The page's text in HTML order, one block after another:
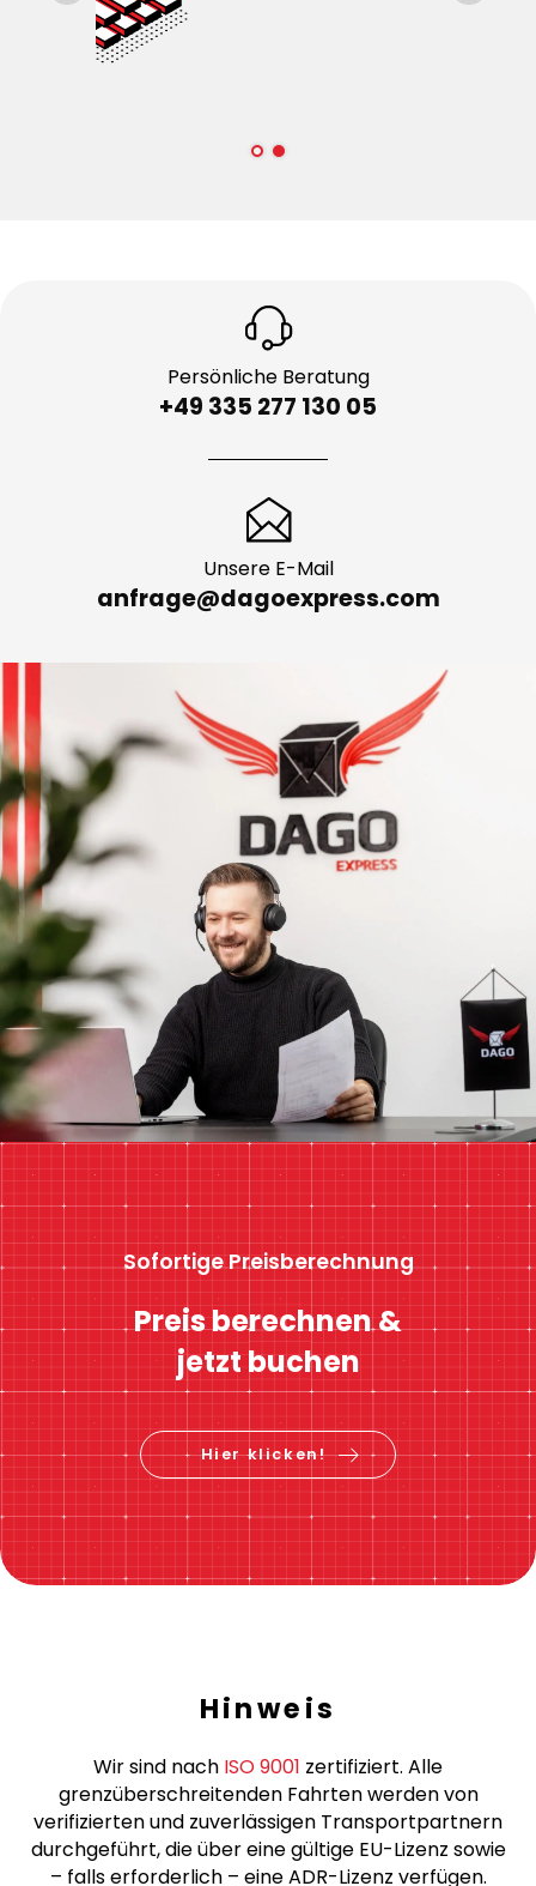
+49 335 277 130 05
anfrage@dagoexpress.com
Sofortige Preisberechnung
Preis berechnen &
jetzt buchen
Hinweis
Wir sind nach ISO 9001zertifiziert. Alle